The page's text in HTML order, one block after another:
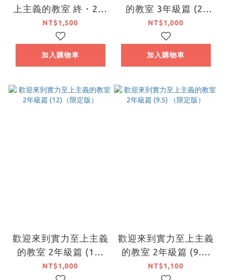
上主義的教室 終・2年
級篇、3年級篇start
BOX トモセシュンサ
ク Art Works【日文
NT$1,500
加入購物車
的教室 3年級篇 (2)
（特裝版）【7月下旬
出貨】
NT$1,000
加入購物車
歡迎來到實力至上主義
的教室 2年級篇 (12)
（限定版）
NT$1,000
歡迎來到實力至上主義
的教室 2年級篇 (9.5)
（限定版）
NT$1,100